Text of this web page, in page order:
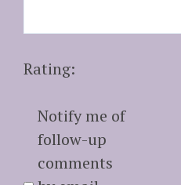
Rating:
Notify me of
follow-up
comments